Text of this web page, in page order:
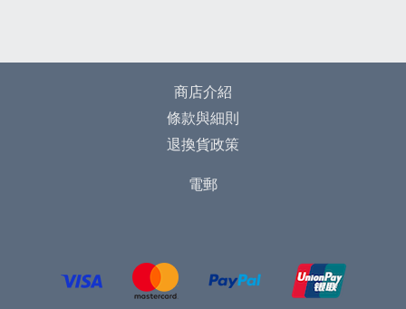
商店介紹
條款與細則
退換貨政策
電郵